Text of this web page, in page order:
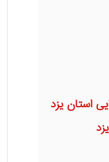
استان یزد